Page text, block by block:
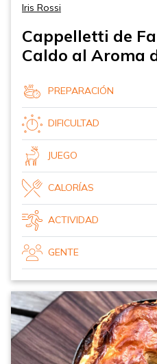
Iris Rossi
Cappelletti de
Caldo al Aroma
PREPARACIÓN
DIFICULTAD
JUEGO
CALORÍAS
ACTIVIDAD
GENTE